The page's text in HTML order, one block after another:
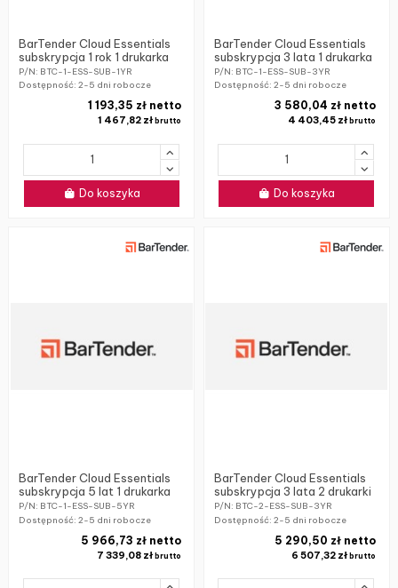
BarTender Cloud Essentials
subskrypcja 1 rok 1 drukarka
P/N: BTC-1-ESS-SUB-1YR
Dostępność:2-5 dni robocze
1 467,82 zł brutto
1 193,35 zł netto
Do koszyka
BarTender Cloud Essentials
subskrypcja 3 lata 1 drukarka
P/N: BTC-1-ESS-SUB-3YR
Dostępność: 2-5 dni robocze
4 403,45 złbrutto
3 580,04 zł netto
Do koszyka
BarTender Cloud Essentials
subskrypcja 5 lat 1 drukarka
P/N: BTC-1-ESS-SUB-5YR
Dostępność:2-5 dni robocze
7 339,08 zł brutto
5 966,73 zł netto
BarTender Cloud Essentials
subskrypcja 3 lata 2 drukarki
P/N: BTC-2-ESS-SUB-3YR
Dostępność: 2-5 dni robocze
6 507,32 złbrutto
5 290,50 zł netto